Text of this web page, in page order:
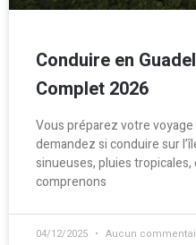
Conduire en
Complet 2026
Vous préparez votre
demandez si conduire sur
sinueuses, pluies
comprenons
04/12/2025 Aucun